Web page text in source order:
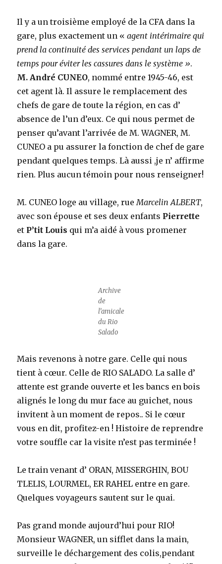
Il y a un troisième employé de la CFA dans la
gare, plus exactement un «agent intérimaire qui
prend la continuité des services pendant un laps de
temps pour éviter les cassures dans le système ».
M. André CUNEO, nommé entre 1945-46, est
cet agent là. Il assure le remplacement des
chefs de gare de toute la région, en cas d’
absence de l’un d’eux. Ce qui nous permet de
penser qu’avant l’arrivée de M. WAGNER, M.
CUNEO a pu assurer la fonction de chef de gare
pendant quelques temps. Là aussi ,je n’ affirme
rien. Plus aucun témoin pour nous renseigner!
M. CUNEO loge au village, rueMarcelin ALBERT,
avec son épouse et ses deux enfants Pierrette
et P’tit Louis qui m’a aidé à vous promener
dans la gare.
Archive
de
l’amicale
du Rio
Salado
Mais revenons à notre gare. Celle qui nous
tient à cœur. Celle de RIO SALADO. La salle d’
attente est grande ouverte et les bancs en bois
alignés le long du mur face au guichet, nous
invitent à un moment de repos.. Si le cœur
vous en dit, profitez-en ! Histoire de reprendre
votre souffle car la visite n’est pas terminée !
Le train venant d’ ORAN, MISSERGHIN, BOU
TLELIS, LOURMEL, ER RAHEL entre en gare.
Quelques voyageurs sautent sur le quai.
Pas grand monde aujourd’hui pour RIO!
Monsieur WAGNER, un sifflet dans la main,
surveille le déchargement des colis,pendant